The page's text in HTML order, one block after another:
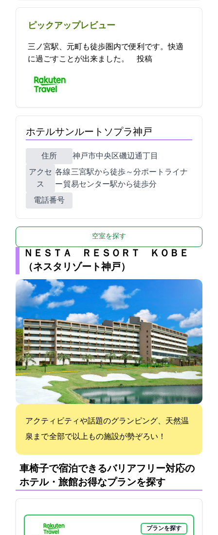
ピックアップレビュー
三ノ宮駅、元町も徒歩圏内で便利です。快適
に過ごすことが出来ました。 2021-11-28 18:17:36投稿
ホテルサンルートソプラ神戸
住所
神戸市中央区磯辺通1丁目1-22
アクセ
ス
各線 三宮駅から徒歩6～10分/ポートライナ
ー 貿易センター駅から徒歩2分
電話番号
空室を探す
ＮＥＳＴＡ ＲＥＳＯＲＴ ＫＯＢＥ
（ネスタリゾート神戸）
アクティビティや話題のグランピング、天然温
泉まで 全部で60以上もの施設が勢ぞろい!！
車椅子で宿泊できるバリアフリー対応の
ホテル・旅館:お得なプランを探す
プランを探す